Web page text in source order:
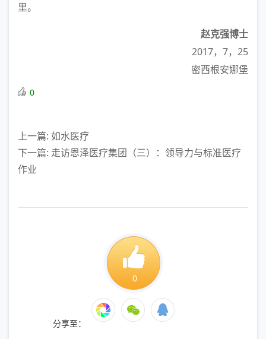
里。
赵克强博士
2017，7，25
密西根安娜堡
0
上一篇: 如水医疗
下一篇: 走访恩泽医疗集团（三）：领导力与标准医疗
作业
0
分享至：